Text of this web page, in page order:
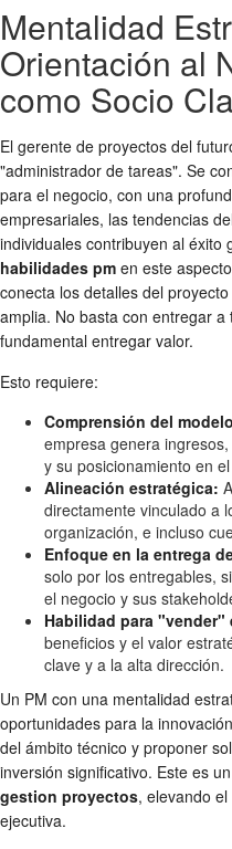
Mentalidad
Orientación al
como Socio
El gerente de proyectos del
"administrador de tareas". Se
para el negocio, con una
empresariales, las tendencias
individuales contribuyen al éxito
habilidades pm en este
conecta los detalles del
amplia. No basta con entregar
fundamental entregar valor.
Esto requiere:
Comprensión del
empresa genera
y su posicionamiento en
Alineación estratégica:
directamente vinculado a
organización, e incluso
Enfoque en la entrega
solo por los entregables,
el negocio y sus
Habilidad para "vender"
beneficios y el valor
clave y a la alta dirección.
Un PM con una mentalidad
oportunidades para la
del ámbito técnico y proponer
inversión significativo. Este es
gestion proyectos, elevando
ejecutiva.